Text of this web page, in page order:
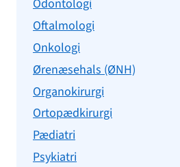
Odontologi
Oftalmologi
Onkologi
Ørenæsehals (ØNH)
Organokirurgi
Ortopædkirurgi
Pædiatri
Psykiatri